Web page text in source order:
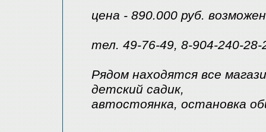
цена - 890.000 руб.
тел. 49-76-49, 8-904-240-28-
Рядом находятся все
детский садик,
автостоянка, остановка